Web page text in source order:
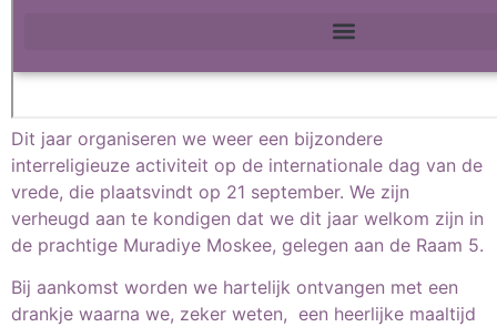
Dit jaar organiseren we weer een bijzondere
interreligieuze activiteit op de internationale dag van de
vrede, die plaatsvindt op 21 september. We zijn
verheugd aan te kondigen dat we dit jaar welkom zijn in
de prachtige Muradiye Moskee, gelegen aan de Raam 5.
Bij aankomst worden we hartelijk ontvangen met een
drankje waarna we, zeker weten, een heerlijke maaltijd